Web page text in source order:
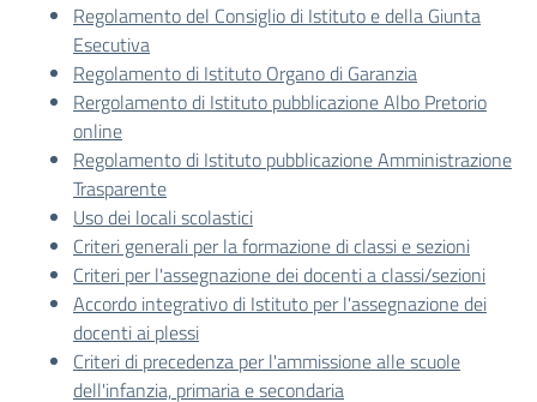
Regolamento del Consiglio di Istituto e della Giunta
Esecutiva
Regolamento di Istituto Organo di Garanzia
Rergolamento di Istituto pubblicazione Albo Pretorio
online
Regolamento di Istituto pubblicazione Amministrazione
Trasparente
Uso dei locali scolastici
Criteri generali per la formazione di classi e sezioni
Criteri per l'assegnazione dei docenti a classi/sezioni
Accordo integrativo di Istituto per l'assegnazione dei
docenti ai plessi
Criteri di precedenza per l'ammissione alle scuole
dell'infanzia, primaria e secondaria